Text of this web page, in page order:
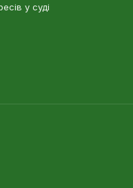
у суді